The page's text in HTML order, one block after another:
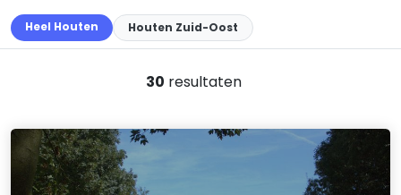
Heel Houten Houten Zuid-Oost
30 resultaten